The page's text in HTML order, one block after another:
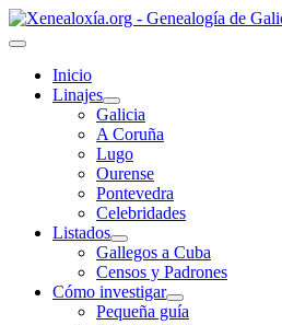
Inicio
Linajes
Galicia
A Coruña
Lugo
Ourense
Pontevedra
Celebridades
Listados
Gallegos a Cuba
Censos y Padrones
Cómo investigar
Pequeña guía